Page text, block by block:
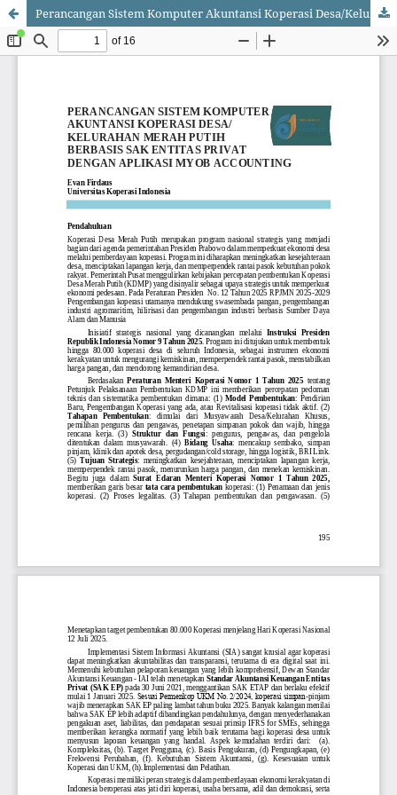
Perancangan Sistem Komputer Akuntansi Koperasi Desa/Kelurahan Merah Putih Berbasis SAK Entitas Privat dengan Aplikasi MYOB Accounting